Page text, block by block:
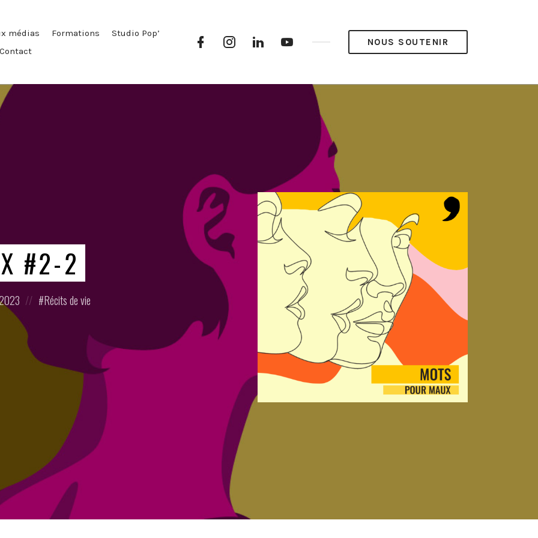
médias Formations
Studio Pop’
Contact
Facebook
Pop’
Instagram
Pop’
LinkedIn
Pop’
NOUS SOUTENIR
#2-2
Posted
Récits de vie